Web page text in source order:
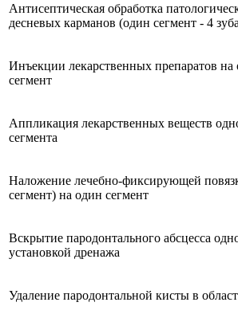
Антисептическая обработка
десневых карманов (один сегмент - 4
Инъекции лекарственных препаратов на
сегмент
Аппликация лекарственных веществ
сегмента
Наложение лечебно-фиксирующей
сегмент) на один сегмент
Вскрытие пародонтального абсцесса
установкой дренажа
Удаление пародонтальной кисты в